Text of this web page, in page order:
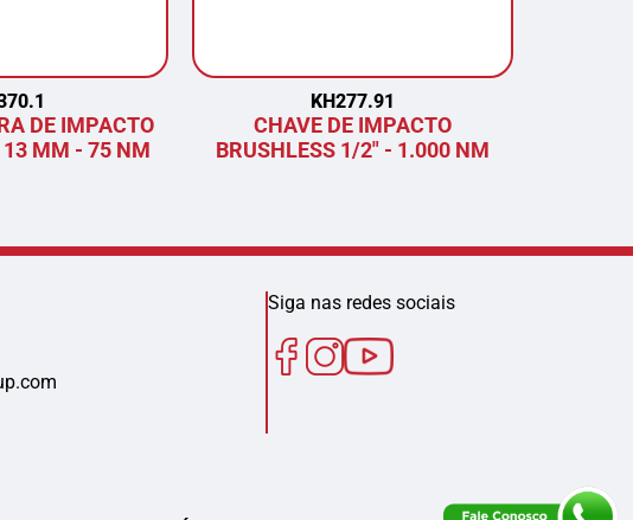
DE IMPACTO
13 MM - 75 NM
KH277.91
CHAVE DE IMPACTO
BRUSHLESS 1/2" - 1.000 NM
Siga nas redes sociais